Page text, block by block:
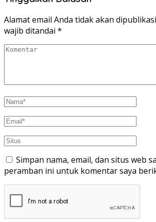
Alamat email Anda tidak akan
wajib ditandai *
Simpan nama, email, dan situs web
peramban ini untuk komentar saya